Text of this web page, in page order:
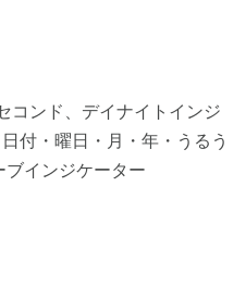
コンド、デイナイトインジ
付・曜日・月・年・うるう
インジケーター